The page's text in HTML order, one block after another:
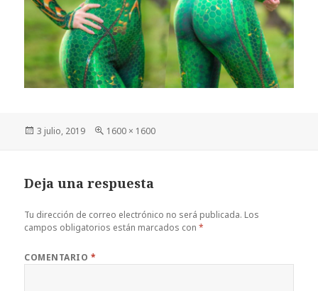
Publicado
3 julio, 2019
Tamaño
1600 × 1600
Deja una respuesta
Tu dirección de correo electrónico no será publicada. Los
campos obligatorios están marcados con*
COMENTARIO *